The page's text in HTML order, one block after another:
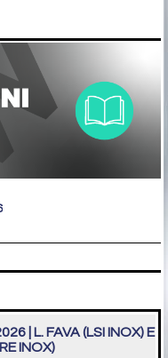
| L. FAVA (LSI INOX) E
INOX)